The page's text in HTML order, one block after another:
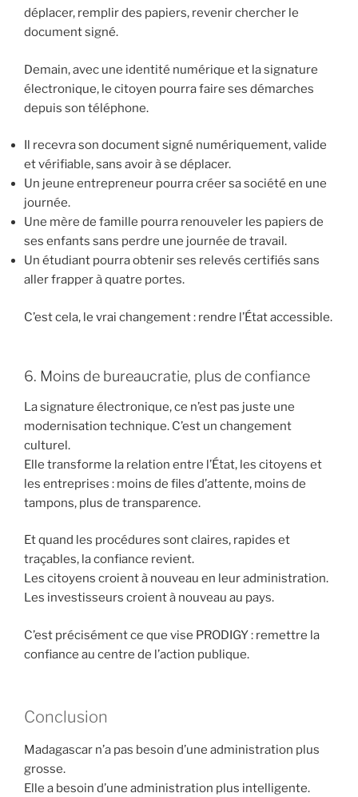
déplacer, remplir des papiers, revenir chercher le
document signé.
Demain, avec une identité numérique et la signature
électronique, le citoyen pourra faire ses démarches
depuis son téléphone.
Il recevra son document signé numériquement, valide
et vérifiable, sans avoir à se déplacer.
Un jeune entrepreneur pourra créer sa société en une
journée.
Une mère de famille pourra renouveler les papiers de
ses enfants sans perdre une journée de travail.
Un étudiant pourra obtenir ses relevés certifiés sans
aller frapper à quatre portes.
C’est cela, le vrai changement : rendre l’État accessible.
6. Moins de bureaucratie, plus de confiance
La signature électronique, ce n’est pas juste une
modernisation technique. C’est un changement
culturel.
Elle transforme la relation entre l’État, les citoyens et
les entreprises : moins de files d’attente, moins de
tampons, plus de transparence.
Et quand les procédures sont claires, rapides et
traçables, la confiance revient.
Les citoyens croient à nouveau en leur administration.
Les investisseurs croient à nouveau au pays.
C’est précisément ce que vise PRODIGY : remettre la
confiance au centre de l’action publique.
Conclusion
Madagascar n’a pas besoin d’une administration plus
grosse.
Elle a besoin d’une administration plus intelligente.